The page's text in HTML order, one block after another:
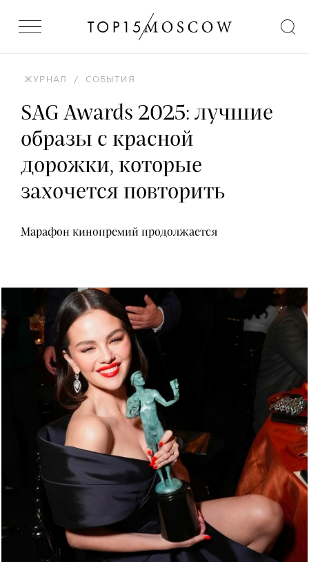
ЖУРНАЛ / СОБЫТИЯ
SAG Awards 2025: лучшие
образы с красной
дорожки, которые
захочется повторить
Марафон кинопремий продолжается